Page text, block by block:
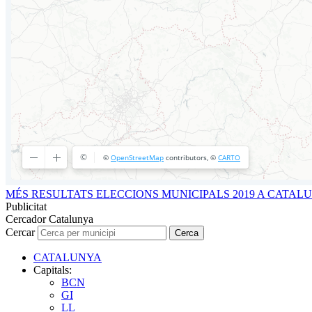
MÉS RESULTATS ELECCIONS MUNICIPALS 2019 A
Publicitat
Cercador Catalunya
Cercar
Cerca
CATALUNYA
Capitals:
BCN
GI
LL